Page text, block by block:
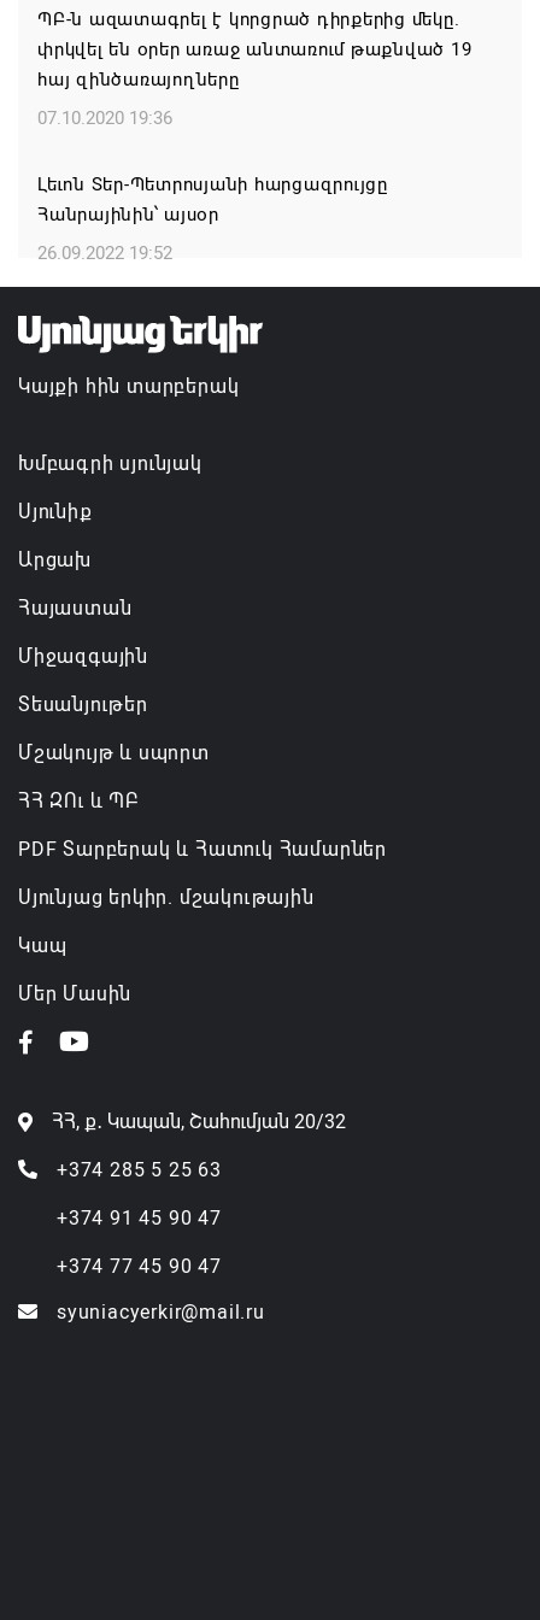
06.08.2026 17:04
06.08.2026 14:21
պահպանման, թե՛ արտաքին ճակատում հայ
ժողովրդի շահերի պաշտպանության գործը
06.08.2026 14:18
Անդրանիկ Սիմոնյանը վերանշանակվել է ԱԱԾ
ազատվել է պաշտոնից
06.08.2026 14:16
նախարարությունների անվանումները
06.08.2026 12:45
ՊԲ-ն ազատագրել է կորցրած դիրքերից մեկը.
փրկվել են օրեր առաջ անտառում թաքնված 19
հայ զինծառայողները
07.10.2020 19:36
Լեւոն Տեր-Պետրոսյանի հարցազրույցը
Հանրայինին՝ այսօր
26.09.2022 19:52
Կայքի հին տարբերակ
Խմբագրի սյունյակ
Սյունիք
Արցախ
Հայաստան
Միջազգային
Տեսանյութեր
Մշակույթ և սպորտ
ՀՀ ԶՈւ և ՊԲ
PDF Տարբերակ և Հատուկ Համարներ
Սյունյաց երկիր. մշակութային
Կապ
Մեր Մասին
ՀՀ, ք․ Կապան, Շահումյան 20/32
+374 285 5 25 63
+374 91 45 90 47
+374 77 45 90 47
syuniacyerkir@mail.ru